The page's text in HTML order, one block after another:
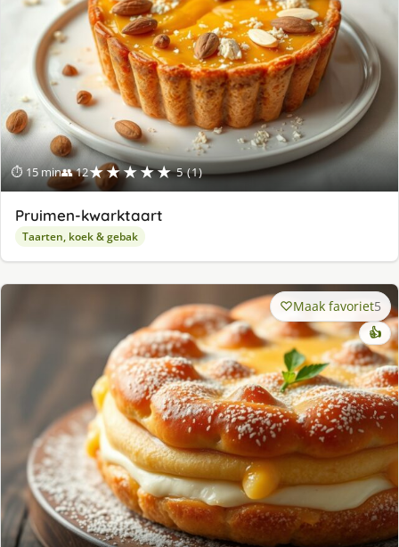
⏱ 15 min👥 12★★★★★ 5 (1)
Pruimen-kwarktaart
Taarten, koek & gebak
Maak favoriet5
👍